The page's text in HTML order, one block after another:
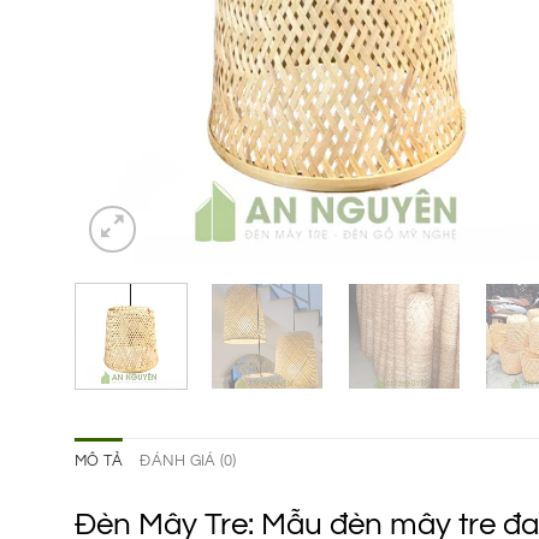
MÔ TẢ ĐÁNH GIÁ (0)
Đèn Mây Tre: Mẫu đèn mây tre